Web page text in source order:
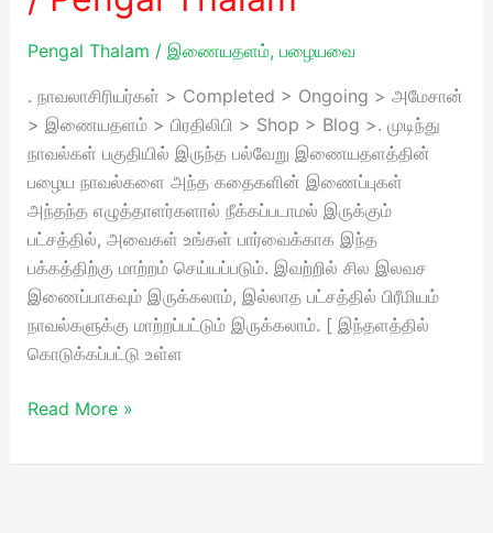
Pengal Thalam / இணையதளம், பழையவை
. நாவலாசிரியர்கள் > Completed > Ongoing > அமேசான்
> இணையதளம் > பிரதிலிபி > Shop > Blog >. முடிந்து
நாவல்கள் பகுதியில் இருந்த பல்வேறு இணையதளத்தின்
பழைய நாவல்களை அந்த கதைகளின் இணைப்புகள்
அந்தந்த எழுத்தாளர்களால் நீக்கப்படாமல் இருக்கும்
பட்சத்தில், அவைகள் உங்கள் பார்வைக்காக இந்த
பக்கத்திற்கு மாற்றம் செய்யப்படும். இவற்றில் சில இலவச
இணைப்பாகவும் இருக்கலாம், இல்லாத பட்சத்தில் பிரீமியம்
நாவல்களுக்கு மாற்றப்பட்டும் இருக்கலாம். [ இந்தளத்தில்
கொடுக்கப்பட்டு உள்ள
/
Thalam
Read More »